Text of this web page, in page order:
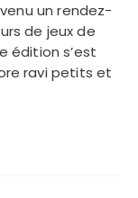
un rendez-
de jeux de
édition s’est
ravi petits et